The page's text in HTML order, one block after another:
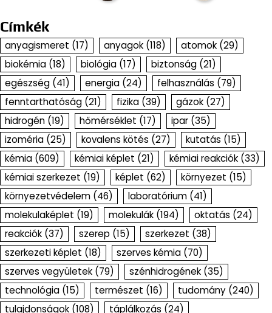
Címkék
anyagismeret (17) anyagok (118) atomok (29)
biokémia (18) biológia (17) biztonság (21)
egészség (41) energia (24) felhasználás (79)
fenntarthatóság (21) fizika (39) gázok (27)
hidrogén (19) hőmérséklet (17) ipar (35)
izoméria (25) kovalens kötés (27) kutatás (15)
kémia (609) kémiai képlet (21) kémiai reakciók (33)
kémiai szerkezet (19) képlet (62) környezet (15)
környezetvédelem (46) laboratórium (41)
molekulaképlet (19) molekulák (194) oktatás (24)
reakciók (37) szerep (15) szerkezet (38)
szerkezeti képlet (18) szerves kémia (70)
szerves vegyületek (79) szénhidrogének (35)
technológia (15) természet (16) tudomány (240)
tulajdonságok (108) táplálkozás (24)